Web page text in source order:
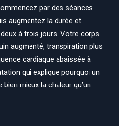
par des séances
augmentez la durée et
à trois jours. Votre corps
augmenté, transpiration plus
cardiaque abaissée à
qui explique pourquoi un
mieux la chaleur qu’un